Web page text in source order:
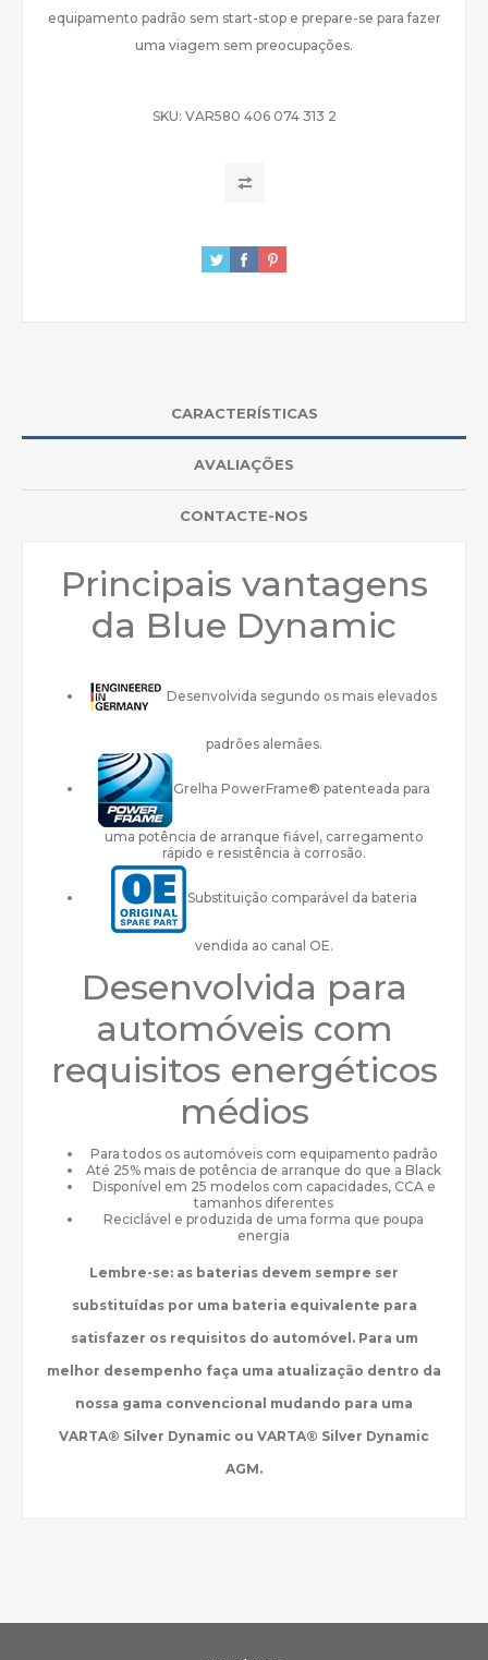
equipamento padrão sem start-stop e prepare-se para fazer
uma viagem sem preocupações.
SKU: VAR580 406 074 313 2
CARACTERÍSTICAS
AVALIAÇÕES
CONTACTE-NOS
Principais vantagens
da Blue Dynamic
Desenvolvida segundo os mais elevados
padrões alemães.
Grelha PowerFrame® patenteada para
uma potência de arranque fiável, carregamento
rápido e resistência à corrosão.
Substituição comparável da bateria
vendida ao canal OE.
Desenvolvida para
automóveis com
requisitos energéticos
médios
Para todos os automóveis com equipamento padrão
Até 25% mais de potência de arranque do que a Black
Disponível em 25 modelos com capacidades, CCA e
tamanhos diferentes
Reciclável e produzida de uma forma que poupa
energia
Lembre-se: as baterias devem sempre ser
substituídas por uma bateria equivalente para
satisfazer os requisitos do automóvel. Para um
melhor desempenho faça uma atualização dentro da
nossa gama convencional mudando para uma
VARTA® Silver Dynamic ou VARTA® Silver Dynamic
AGM.